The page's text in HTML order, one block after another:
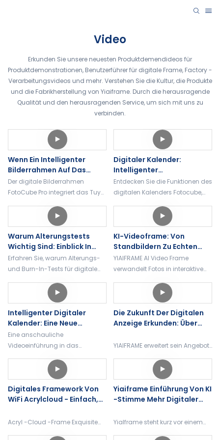
Video
Erkunden Sie unsere neuesten Produktdemendideos für
Produktdemonstrationen, Benutzerführer für digitale Frame, Factory -
Verarbeitungsvideos und mehr. Verstehen Sie die Kultur, die Produkte
und die Fabrikherstellung von Yiaiframe. Durch die herausragende
Qualität und den herausragenden Service, um sich mit uns zu
verbinden.
Wenn Ein Intelligenter
Bilderrahmen Auf Das
Tuya-Ökosystem Trifft:
FotoCube Pro Macht Das
Der digitale Bilderrahmen
FotoCube Pro integriert das Tuya
Speicherdisplay und Desktop-
Smart-Home-Steuerzentrale für
die nahtlose Steuerung aller
Geräte im Haus.
Digitaler Kalender:
Intelligenter
Familienkalender Mit Fotos
Und Aufgaben –
Entdecken Sie die Funktionen des
digitalen Kalenders Fotocube,
Aufgabenverwaltung,
Speiseplanung und farbcodierte
Familienplanung.
Warum Alterungstests
Wichtig Sind: Einblick In
Den Einbrennprozess Für
Digitale Displays Von
Erfahren Sie, warum Alterungs-
und Burn-In-Tests für digitale
Entdecken Sie, wie YIAIFRAME die
Zuverlässigkeit für OEM-, ODM-
und Großaufträge verbessert.
KI-Videoframe: Von
Standbildern Zu Echten
Gesprächen
YIAIFRAME AI Video Frame
verwandelt Fotos in interaktive
und sprechen Sie in Echtzeit mit
Menschen, historischen
Persönlichkeiten oder KI-Tieren.
Intelligenter Digitaler
Kalender: Eine Neue
Möglichkeit Für Familien,
Gemeinsam Zeit Zu
Eine anschauliche
Videoeinführung in das
Kalendersystem. Erfahren Sie, wie
digitale Tagesuhren die
Terminplanung, Erinnerungen,
Familienkoordination und
Die Zukunft Der Digitalen
Anzeige Erkunden: Über
Hinaus
YIAIFRAME erweitert sein Angebot
hinaus um benutzerdefinierte
Displays für den Einzelhandel,
Einkaufszentren und Aufzüge.
Entdecken Sie noch heute unsere
Rahmenlösungen.
Digitales Framework Von
WiFi Acrylcloud - Einfach,
Acryl -Cloud -Frame Exquisite
Yiaiframe Einführung Von KI
-Stimme Mehr Digitaler
Die Familie Mit Injektion
YiaIframe steht kurz vor einem